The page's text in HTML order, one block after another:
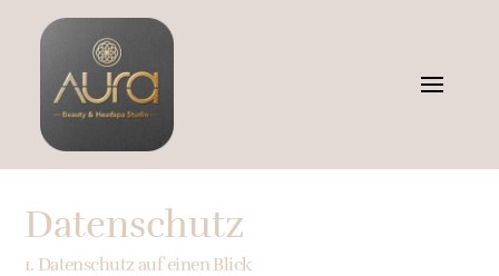
Datenschutz
1. Datenschutz auf einen Blick